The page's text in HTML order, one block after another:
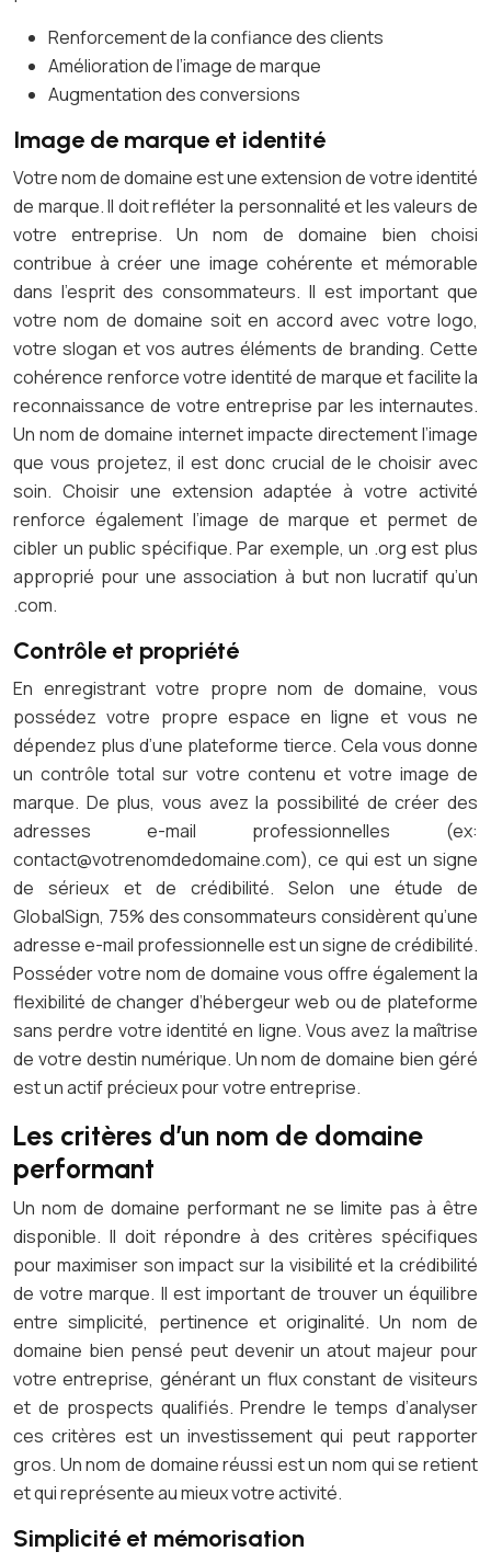
Renforcement de la confiance des clients
Amélioration de l’image de marque
Augmentation des conversions
Image de marque et identité
Votre nom de domaine est une extension de votre identité
de marque. Il doit refléter la personnalité et les valeurs de
votre entreprise. Un nom de domaine bien choisi
contribue à créer une image cohérente et mémorable
dans l’esprit des consommateurs. Il est important que
votre nom de domaine soit en accord avec votre logo,
votre slogan et vos autres éléments de branding. Cette
cohérence renforce votre identité de marque et facilite la
reconnaissance de votre entreprise par les internautes.
Un nom de domaine internet impacte directement l’image
que vous projetez, il est donc crucial de le choisir avec
soin. Choisir une extension adaptée à votre activité
renforce également l’image de marque et permet de
cibler un public spécifique. Par exemple, un .org est plus
approprié pour une association à but non lucratif qu’un
.com.
Contrôle et propriété
En enregistrant votre propre nom de domaine, vous
possédez votre propre espace en ligne et vous ne
dépendez plus d’une plateforme tierce. Cela vous donne
un contrôle total sur votre contenu et votre image de
marque. De plus, vous avez la possibilité de créer des
adresses e-mail professionnelles (ex:
contact@votrenomdedomaine.com), ce qui est un signe
de sérieux et de crédibilité. Selon une étude de
GlobalSign, 75% des consommateurs considèrent qu’une
adresse e-mail professionnelle est un signe de crédibilité.
Posséder votre nom de domaine vous offre également la
flexibilité de changer d’hébergeur web ou de plateforme
sans perdre votre identité en ligne. Vous avez la maîtrise
de votre destin numérique. Un nom de domaine bien géré
est un actif précieux pour votre entreprise.
Les critères d’un nom de domaine
performant
Un nom de domaine performant ne se limite pas à être
disponible. Il doit répondre à des critères spécifiques
pour maximiser son impact sur la visibilité et la crédibilité
de votre marque. Il est important de trouver un équilibre
entre simplicité, pertinence et originalité. Un nom de
domaine bien pensé peut devenir un atout majeur pour
votre entreprise, générant un flux constant de visiteurs
et de prospects qualifiés. Prendre le temps d’analyser
ces critères est un investissement qui peut rapporter
gros. Un nom de domaine réussi est un nom qui se retient
et qui représente au mieux votre activité.
Simplicité et mémorisation